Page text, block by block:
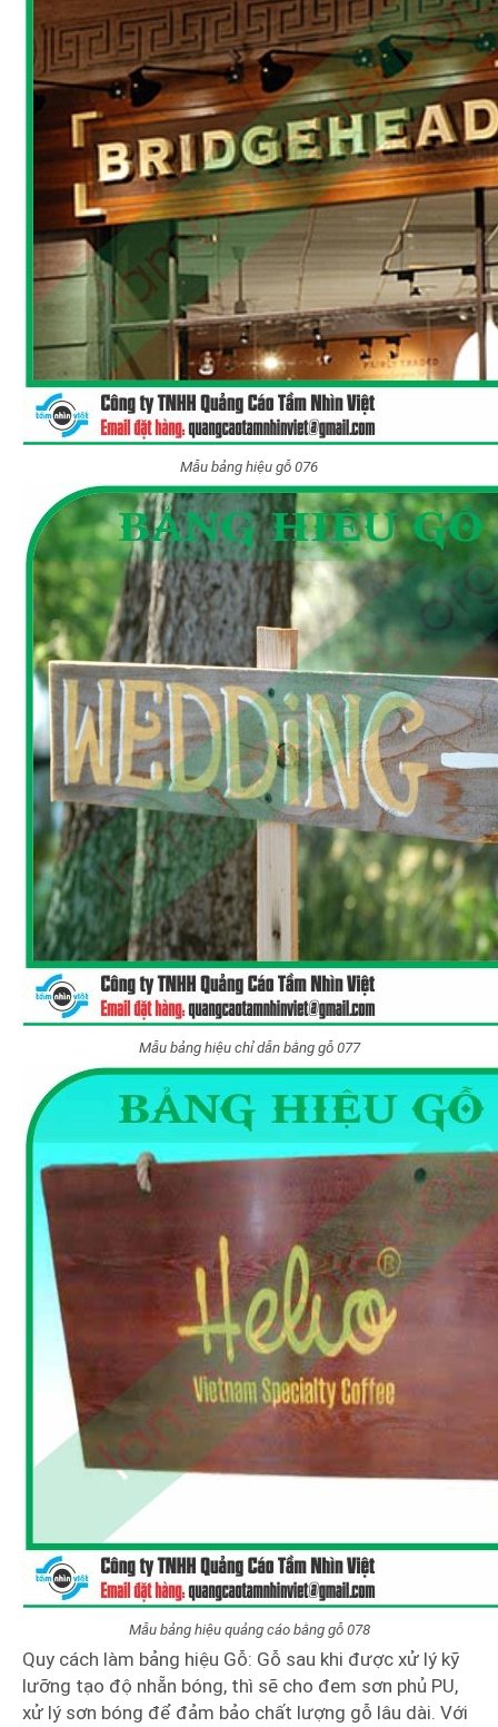
Mẫu bảng hiệu gỗ 076
Mẫu bảng hiệu chỉ dẫn bằng gỗ 077
Mẫu bảng hiệu quảng cáo bằng gỗ 078
Quy cách làm bảng hiệu Gỗ: Gỗ sau khi được xử lý kỹ
lưỡng tạo độ nhẵn bóng, thì sẽ cho đem sơn phủ PU,
xử lý sơn bóng để đảm bảo chất lượng gỗ lâu dài. Với